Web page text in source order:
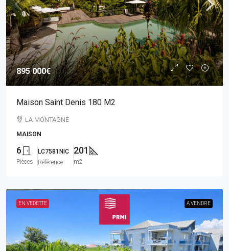
895 000€
Maison Saint Denis 180 M2
LA MONTAGNE
MAISON
6
Pièces
LC7581NIC
Référence
201
m2
EN VEDETTE A VENDRE